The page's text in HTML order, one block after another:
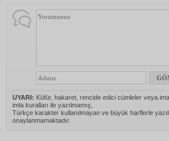
UYARI: Küfür, hakaret, rencide edici cümleler veya
imla kuralları ile yazılmamış,
Türkçe karakter kullanılmayan ve büyük harflerle
onaylanmamaktadır.